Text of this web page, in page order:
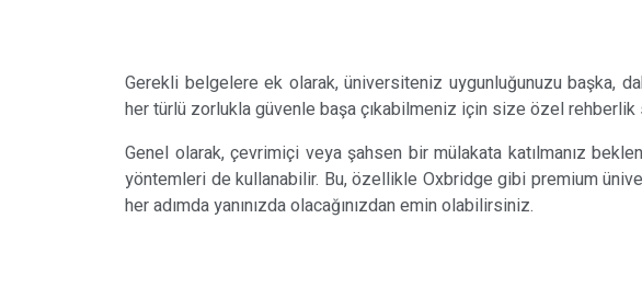
Gerekli belgelere ek olarak, üniversiteniz uygunluğunuzu başka,
her türlü zorlukla güvenle başa çıkabilmeniz için size özel
Genel olarak, çevrimiçi veya şahsen bir mülakata katılmanız
yöntemleri de kullanabilir. Bu, özellikle Oxbridge gibi premium
her adımda yanınızda olacağınızdan emin olabilirsiniz.